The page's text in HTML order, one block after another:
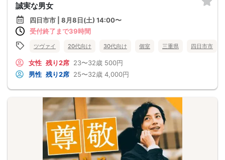
誠実な男女
四日市市 | 8月8日(土) 14:00〜
受付終了まで39時間
ツヴァイ 20代向け 30代向け 個室 三重県 四日市市
女性 残り2席 23〜32歳 500円
男性 残り2席 25〜32歳 4,000円